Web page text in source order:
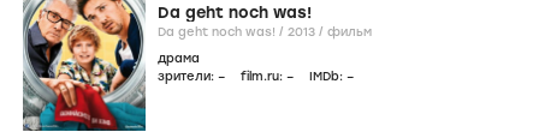
Da geht noch was!
Da geht noch was! / 2013 / фильм
драма
зрители: – film.ru: – IMDb: –